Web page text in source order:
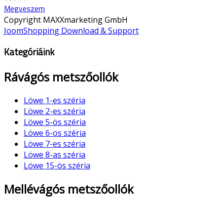
Megveszem
Copyright MAXXmarketing GmbH
JoomShopping Download & Support
Kategóriáink
Rávágós metszőollók
Löwe 1-es széria
Löwe 2-es széria
Löwe 5-ös széria
Löwe 6-os széria
Löwe 7-es széria
Löwe 8-as széria
Löwe 15-ös széria
Mellévágós metszőollók